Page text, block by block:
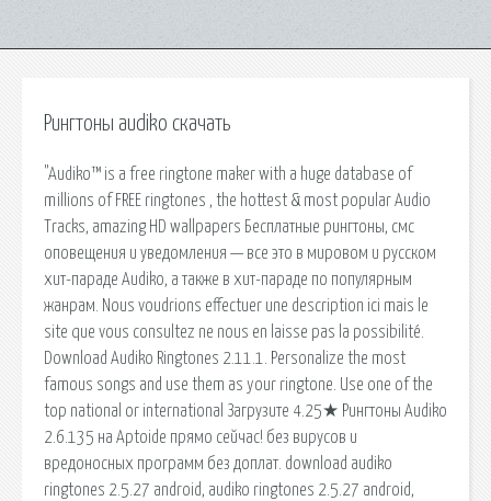
Рингтоны audiko скачать
"Audiko™ is a free ringtone maker with a huge database of
millions of FREE ringtones , the hottest & most popular Audio
Tracks, amazing HD wallpapers Бесплатные рингтоны, смс
оповещения и уведомления — все это в мировом и русском
хит-параде Audiko, а также в хит-параде по популярным
жанрам. Nous voudrions effectuer une description ici mais le
site que vous consultez ne nous en laisse pas la possibilité.
Download Audiko Ringtones 2.11.1. Personalize the most
famous songs and use them as your ringtone. Use one of the
top national or international Загрузите 4.25★ Рингтоны Audiko
2.6.135 на Aptoide прямо сейчас! без вирусов и
вредоносных программ без доплат. download audiko
ringtones 2.5.27 android, audiko ringtones 2.5.27 android,